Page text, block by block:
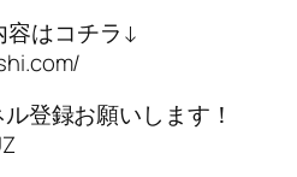
はコチラ↓
登録お願いします！